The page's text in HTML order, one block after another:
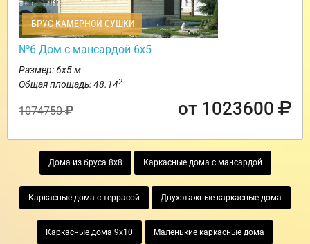
БРУС КАМЕРНОЙ СУШКИ
№6 Дом с мансардой 6х5
Размер: 6х5 м
Общая площадь: 48.142
1074750 от 1023600
Дома из бруса 8х8 Каркасные дома с мансардой
Каркасные дома с террасой Двухэтажные каркасные дома
Каркасные дома 9х10 Маленькие каркасные дома